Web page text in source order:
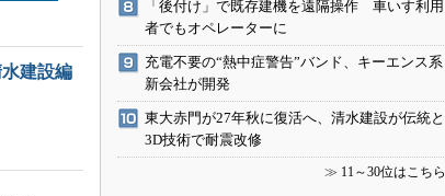
建設編
「後付け」で既存建機を遠隔操作 車いす利用
者でもオペレーターに
充電不要の“熱中症警告”バンド、キーエンス系
新会社が開発
東大赤門が27年秋に復活へ、清水建設が伝統と
3D技術で耐震改修
≫ 11～30位はこちら